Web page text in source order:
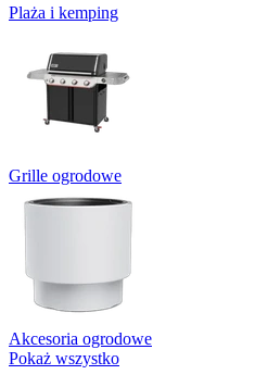
Plaża i kemping
Grille ogrodowe
Akcesoria ogrodowe
Pokaż wszystko